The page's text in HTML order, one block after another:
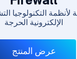
لأنظمة التكنولوجيا
الإلكترونية الحرجة
عرض المنتج